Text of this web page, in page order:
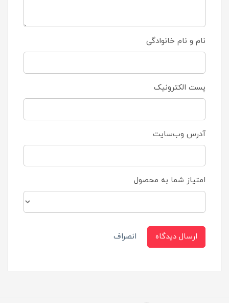
نام و نام خانوادگی
پست الکترونیک
آدرس وب‌سایت
امتیاز شما به محصول
ارسال دیدگاه انصراف